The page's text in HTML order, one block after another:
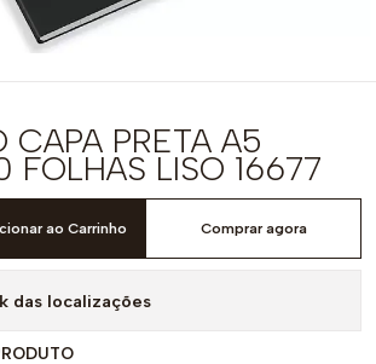
CAPA PRETA A5
FOLHAS LISO 16677
ao Carrinho Comprar agora
das localizações